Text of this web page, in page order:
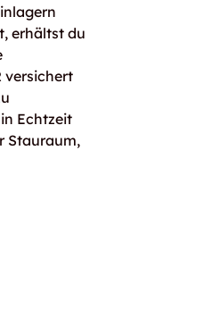
erhältst du
versichert
Echtzeit
Stauraum,